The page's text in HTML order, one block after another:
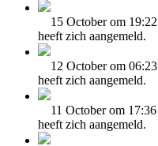
15 October om 19:22
heeft zich aangemeld.
12 October om 06:23
heeft zich aangemeld.
11 October om 17:36
heeft zich aangemeld.